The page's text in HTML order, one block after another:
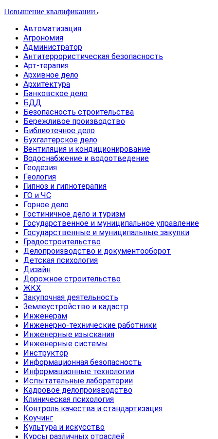
Повышение квалификации
Автоматизация
Агрономия
Администратор
Антитеррористическая безопасность
Арт-терапия
Архивное дело
Архитектура
Банковское дело
БДД
Безопасность строительства
Бережливое производство
Библиотечное дело
Бухгалтерское дело
Вентиляция и кондиционирование
Водоснабжение и водоотведение
Геодезия
Геология
Гипноз и гипнотерапия
ГО и ЧС
Горное дело
Гостиничное дело и туризм
Государственное и муниципальное управление
Государственные и муниципальные закупки
Градостроительство
Делопроизводство и документооборот
Детская психология
Дизайн
Дорожное строительство
ЖКХ
Закупочная деятельность
Землеустройство и кадастр
Инженерам
Инженерно-технические работники
Инженерные изыскания
Инженерные системы
Инструктор
Информационная безопасность
Информационные технологии
Испытательные лаборатории
Кадровое делопроизводство
Клиническая психология
Контроль качества и стандартизация
Коучинг
Культура и искусство
Курсы различных отраслей